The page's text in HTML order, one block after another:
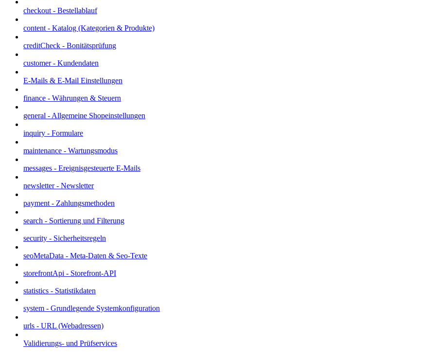
checkout - Bestellablauf
content - Katalog (Kategorien & Produkte)
creditCheck - Bonitätsprüfung
customer - Kundendaten
E-Mails & E-Mail Einstellungen
finance - Währungen & Steuern
general - Allgemeine Shopeinstellungen
inquiry - Formulare
maintenance - Wartungsmodus
messages - Ereignisgesteuerte E-Mails
newsletter - Newsletter
payment - Zahlungsmethoden
search - Sortierung und Filterung
security - Sicherheitsregeln
seoMetaData - Meta-Daten & Seo-Texte
storefrontApi - Storefront-API
statistics - Statistikdaten
system - Grundlegende Systemkonfiguration
urls - URL (Webadressen)
Validierungs- und Prüfservices